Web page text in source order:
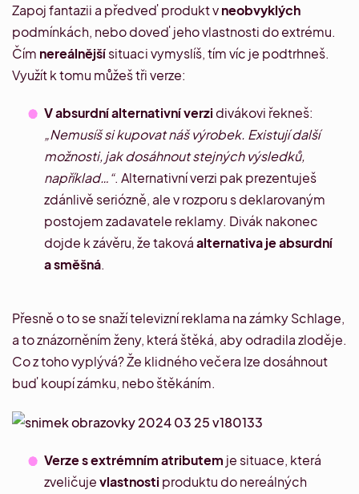
Zapoj fantazii a předveď produkt vneobvyklých
podmínkách, nebo doveď jeho vlastnosti do extrému.
Čím nereálnějšísituaci vymyslíš, tím víc je podtrhneš.
Využít k tomu můžeš tři verze:
V absurdní alternativní verzidivákovi řekneš:
„Nemusíš si kupovat náš výrobek. Existují další
možnosti, jak dosáhnout stejných výsledků,
například…“. Alternativní verzi pak prezentuješ
zdánlivě seriózně, ale v rozporu s deklarovaným
postojem zadavatele reklamy. Divák nakonec
dojde k závěru, že takováalternativa je absurdní
a směšná.
Přesně o to se snažítelevizní reklama na zámky Schlage,
a to znázorněním ženy, která štěká, aby odradila zloděje.
Co z toho vyplývá? Že klidného večera lze dosáhnout
buď koupí zámku, nebo štěkáním.
Verze s extrémním atributem je situace, která
zveličujevlastnosti produktu do nereálných